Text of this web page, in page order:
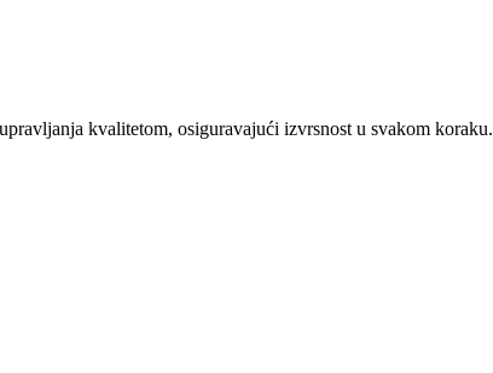
kvalitetom, osiguravajući izvrsnost u svakom koraku.